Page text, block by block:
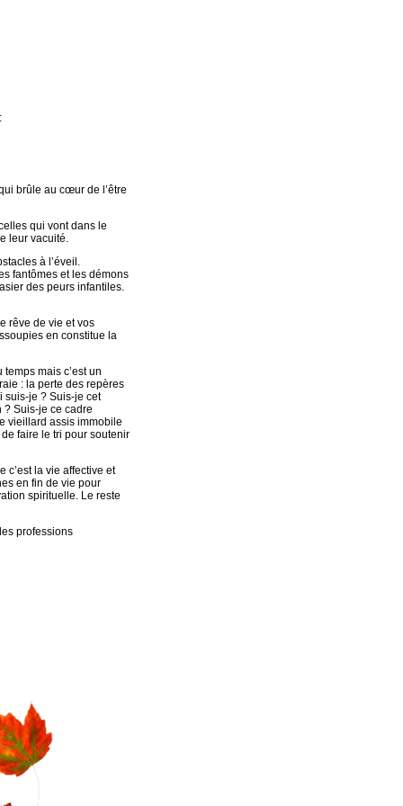
brûle au cœur de l’être
qui vont dans le
leur vacuité.
à l’éveil.
fantômes et les démons
des peurs infantiles.
rêve de vie et vos
en constitue la
mais c’est un
: la perte des repères
suis-je ? Suis-je cet
? Suis-je ce cadre
vieillard assis immobile
faire le tri pour soutenir
c’est la vie affective et
en fin de vie pour
spirituelle. Le reste
professions